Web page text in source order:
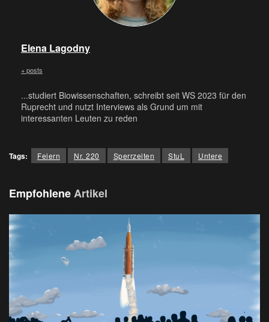
Elena Lagodny
+ posts
...studiert Biowissenschaften, schreibt seit WS 2023 für den
Ruprecht und nutzt Interviews als Grund um mit
interessanten Leuten zu reden
Tags: Feiern Nr. 220 Sperrzeiten StuL Untere
EmpfohleneArtikel